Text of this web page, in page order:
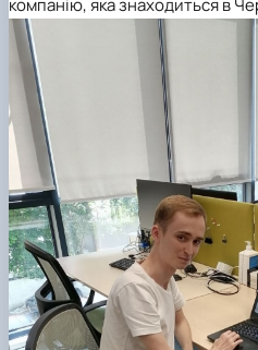
компанію, яка знаходиться в